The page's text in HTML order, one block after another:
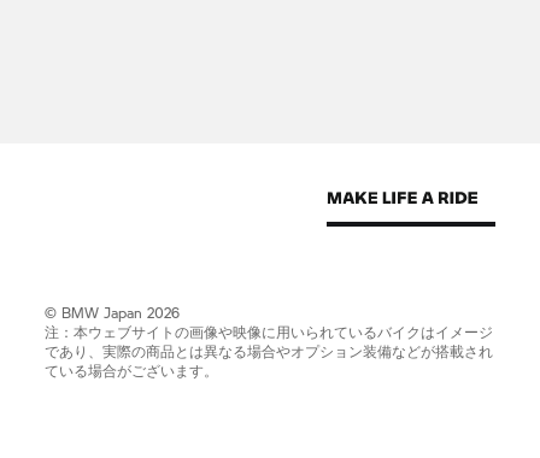
© BMW Japan 2026
注：本ウェブサイトの画像や映像に用いられているバイクはイメージ
であり、実際の商品とは異なる場合やオプション装備などが搭載され
ている場合がございます。